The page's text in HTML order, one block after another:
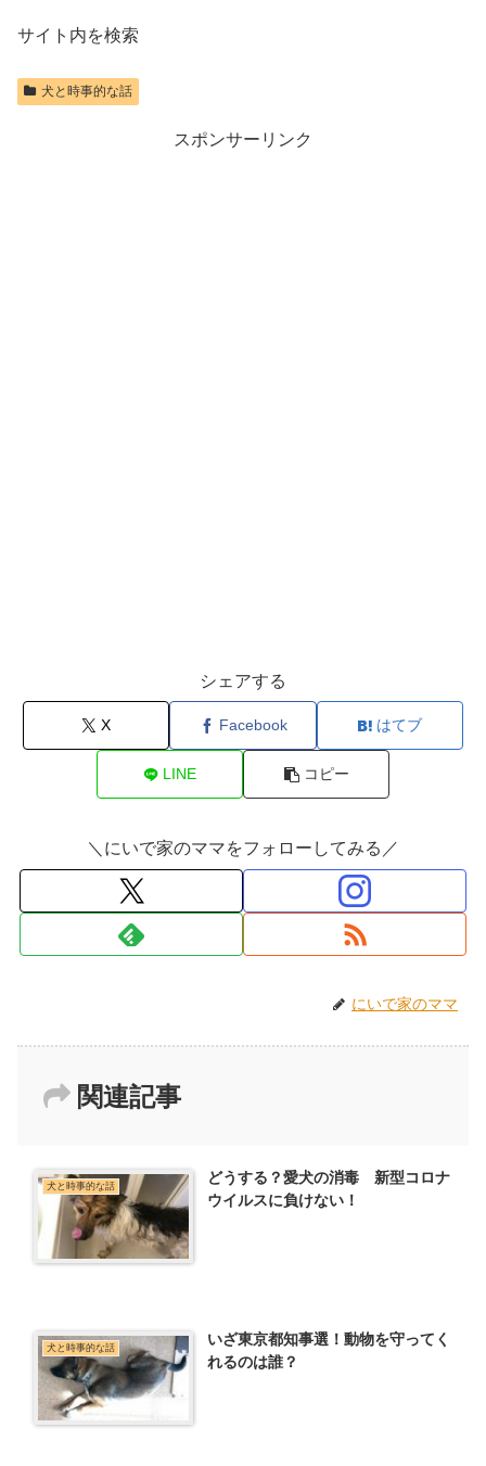
サイト内を検索
犬と時事的な話
スポンサーリンク
シェアする
X Facebook はてブ
LINE コピー
＼にいで家のママをフォローしてみる／
にいで家のママ
関連記事
犬と時事的な話
どうする？愛犬の消毒 新型コロナ
ウイルスに負けない！
犬と時事的な話
いざ東京都知事選！動物を守ってく
れるのは誰？